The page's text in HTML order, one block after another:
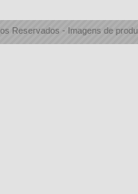
Reservados - Imagens de